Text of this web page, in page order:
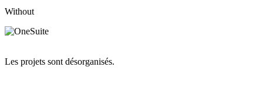
Without
Les projets sont désorganisés.